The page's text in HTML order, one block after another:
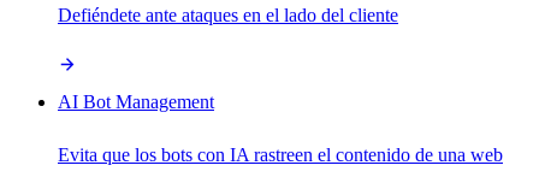
Defiéndete ante ataques en el lado del cliente
AI Bot Management
Evita que los bots con IA rastreen el contenido de una web